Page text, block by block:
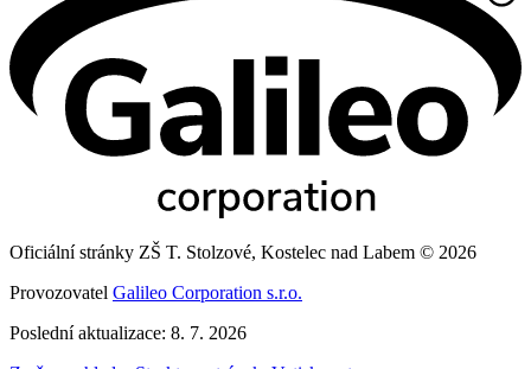
Oficiální stránky ZŠ T. Stolzové, Kostelec nad Labem © 2026
Provozovatel Galileo Corporation s.r.o.
Poslední aktualizace: 8. 7. 2026